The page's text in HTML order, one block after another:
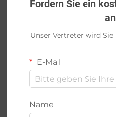
Fordern Sie ein
an
Unser Vertreter wird
E-Mail
Name